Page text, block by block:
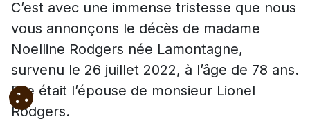
C’est avec une immense tristesse que nous
vous annonçons le décès de madame
Noelline Rodgers née Lamontagne,
survenu le 26 juillet 2022, à l’âge de 78 ans.
Elle était l’épouse de monsieur Lionel
Rodgers.